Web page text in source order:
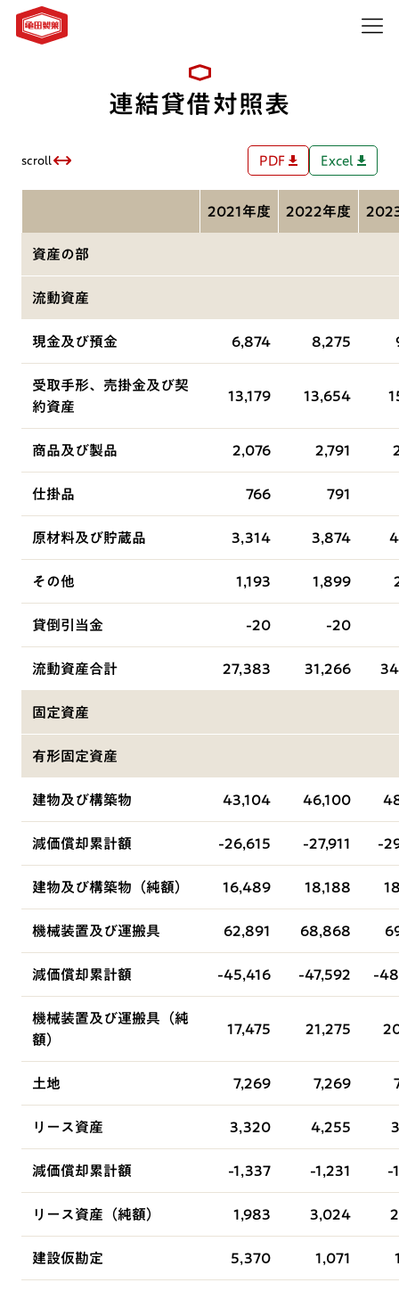
​連結貸借対照表
scroll PDF Excel
2021年度 2022年度
資産の部
流動資産
現金及び預金 6,874 8,275
受取手形、売掛金及び契
約資産
13,179 13,654
商品及び製品 2,076 2,791
仕掛品 766 791
原材料及び貯蔵品 3,314 3,874
その他 1,193 1,899
貸倒引当金 -20 -20
流動資産合計 27,383 31,266
固定資産
有形固定資産
建物及び構築物 43,104 46,100
減価償却累計額 -26,615 -27,911 -
建物及び構築物（純額） 16,489 18,188
機械装置及び運搬具 62,891 68,868
減価償却累計額 -45,416 -47,592 -
機械装置及び運搬具（純
額）
17,475 21,275
土地 7,269 7,269
リース資産 3,320 4,255
減価償却累計額 -1,337 -1,231 -
リース資産（純額） 1,983 3,024
建設仮勘定 5,370 1,071